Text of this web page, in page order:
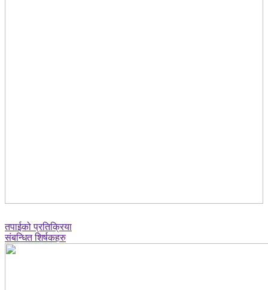
तपाईको प्रतिक्रिया
संबन्धित शिर्षकहरु